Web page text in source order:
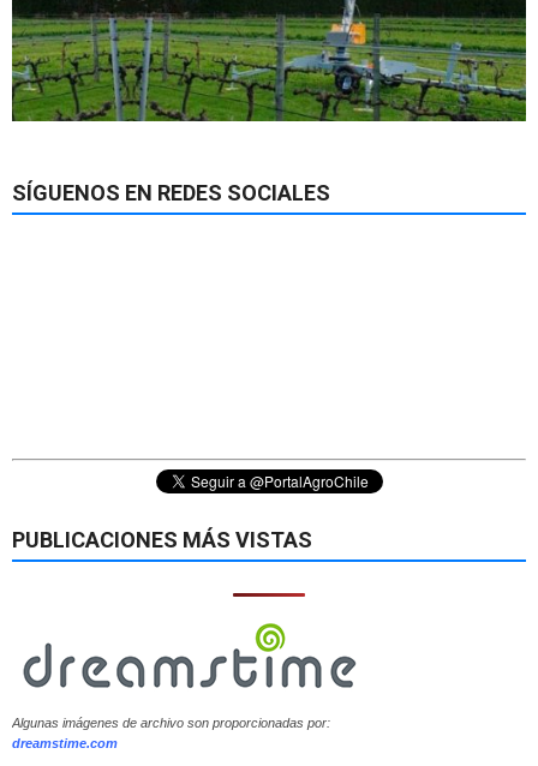
SÍGUENOS EN REDES SOCIALES
PUBLICACIONES MÁS VISTAS
Algunas imágenes de archivo son proporcionadas por:
dreamstime.com